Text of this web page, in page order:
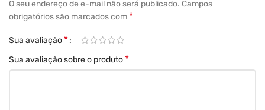
Ignora os compradores móveis
50,3% do tráfego vem do celular. Mas o
checkout nativo não é otimizado para
a experiência móvel.
O seu endereço de e-mail não será publicado. Campos
obrigatórios são marcados com *
Sua avaliação *
Sua avaliação sobre o produto *